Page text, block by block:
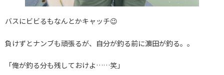
バスにビビるもなんとかキャッチ😉
負けずとナンブも頑張るが、自分が釣る前に濵田が釣る。。
「俺が釣る分も残しておけよ……笑」